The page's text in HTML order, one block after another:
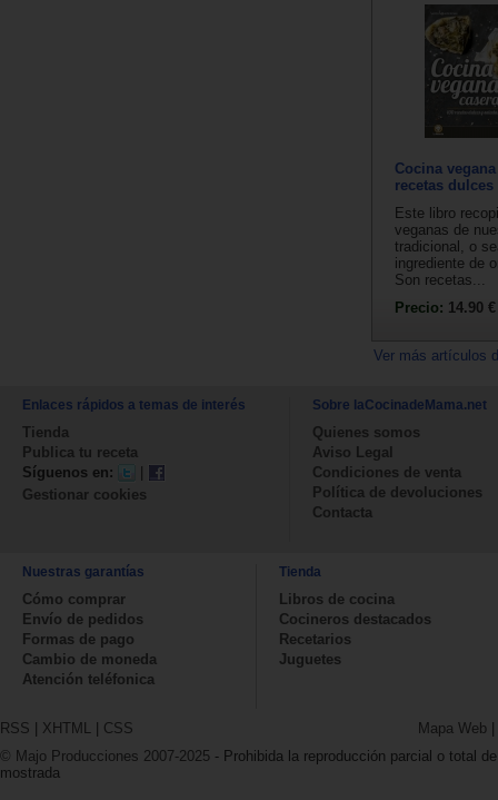
Cocina
recetas dulces
Este libro
veganas de
tradicional, o
ingrediente de
Son recetas...
Precio: 14.90 €
Ver más artículos
Enlaces rápidos a temas de interés
Tienda
Publica tu receta
Síguenos en:
|
Gestionar cookies
Sobre laCocinadeMama.net
Quienes somos
Aviso Legal
Condiciones de venta
Política de devoluciones
Contacta
Nuestras garantías
Cómo comprar
Envío de pedidos
Formas de pago
Cambio de moneda
Atención teléfonica
Tienda
Libros de cocina
Cocineros destacados
Recetarios
Juguetes
RSS | XHTML | CSS Mapa Web |
© Majo Producciones 2007-2025 - Prohibida la reproducción parcial o total
mostrada